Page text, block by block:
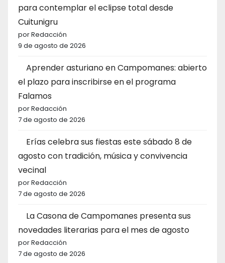
para contemplar el eclipse total desde
Cuitunigru
por Redacción
9 de agosto de 2026
Aprender asturiano en Campomanes: abierto
el plazo para inscribirse en el programa
Falamos
por Redacción
7 de agosto de 2026
Erías celebra sus fiestas este sábado 8 de
agosto con tradición, música y convivencia
vecinal
por Redacción
7 de agosto de 2026
La Casona de Campomanes presenta sus
novedades literarias para el mes de agosto
por Redacción
7 de agosto de 2026